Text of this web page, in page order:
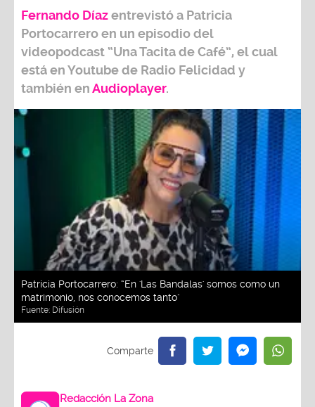
Fernando Díazentrevistó a Patricia
Portocarreroen un episodio del
videopodcast “Una Tacita de Café”, el cual
está en Youtube de Radio Felicidad y
también enAudioplayer.
Patricia Portocarrero: “En 'Las Bandalas' somos como un
matrimonio, nos conocemos tanto"
Fuente: Difusión
Redacción La Zona